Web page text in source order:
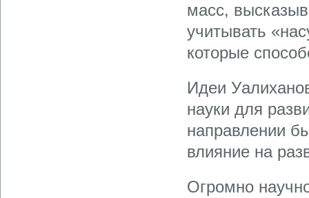
масс,
учитывать
которые
Идеи
науки для
направлении
влияние на
Огромно